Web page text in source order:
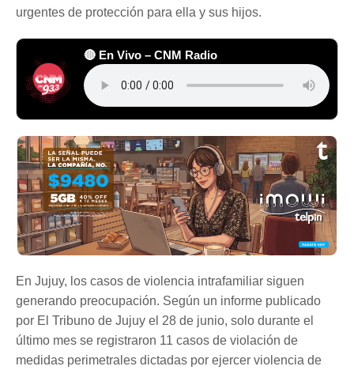
urgentes de protección para ella y sus hijos.
🔴 En Vivo – CNM Radio
En Jujuy, los casos de violencia intrafamiliar siguen
generando preocupación. Según un informe publicado
por El Tribuno de Jujuy el 28 de junio, solo durante el
último mes se registraron 11 casos de violación de
medidas perimetrales dictadas por ejercer violencia de